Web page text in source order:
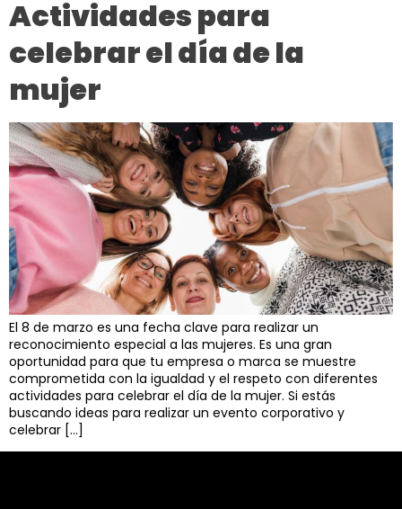
Actividades para
celebrar el día de la
mujer
El 8 de marzo es una fecha clave para realizar un
reconocimiento especial a las mujeres. Es una gran
oportunidad para que tu empresa o marca se muestre
comprometida con la igualdad y el respeto con diferentes
actividades para celebrar el día de la mujer. Si estás
buscando ideas para realizar un evento corporativo y
celebrar […]